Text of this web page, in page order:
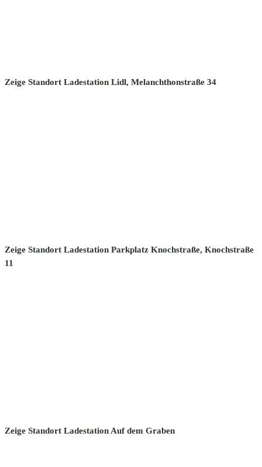
Zeige Standort Ladestation Lidl, Melanchthonstraße 34
Zeige Standort Ladestation Parkplatz Knochstraße, Knochstraße
11
Zeige Standort Ladestation Auf dem Graben